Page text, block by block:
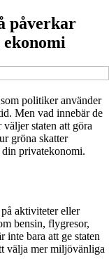
påverkar
politiker använder
Men vad innebär de
staten att göra
gröna skatter
privatekonomi.
aktiviteter eller
bensin, flygresor,
inte bara att ge staten
välja mer miljövänliga